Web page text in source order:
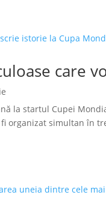
care
la startul Cupei
organizat simultan în